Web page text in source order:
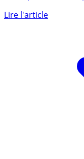
de ne pas inciter les